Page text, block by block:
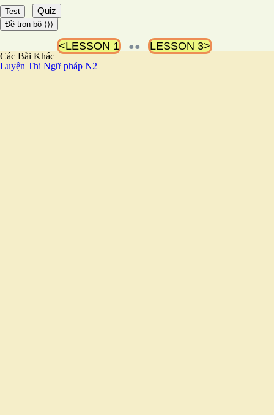
Test Quiz
Đề trọn bộ ⟩⟩⟩
<LESSON 1 ●● LESSON 3>
Các Bài Khác
Luyện Thi Ngữ pháp N2